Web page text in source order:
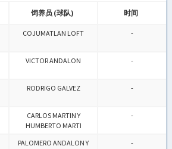
饲养员 (球队)
时间
饲养员 (球队)
COJUMATLAN LOFT -
VICTOR ANDALON -
RODRIGO GALVEZ -
CARLOS MARTIN Y
HUMBERTO MARTI
-
PALOMERO ANDALON Y
-